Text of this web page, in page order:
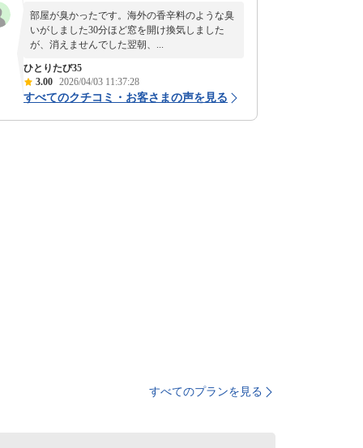
部屋が臭かったです。海外の香辛料のような臭
いがしました30分ほど窓を開け換気しました
が、消えませんでした翌朝、...
ひとりたび35
3.00 2026/04/03 11:37:28
すべてのクチコミ・お客さまの声を見る
すべてのプランを見る